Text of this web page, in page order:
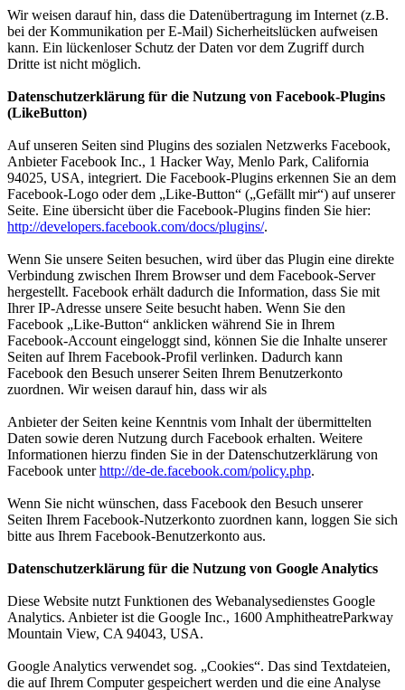
Wir weisen darauf hin, dass die Datenübertragung im Internet (z.B.
bei der Kommunikation per E-Mail) Sicherheitslücken aufweisen
kann. Ein lückenloser Schutz der Daten vor dem Zugriff durch
Dritte ist nicht möglich.
Datenschutzerklärung für die Nutzung von Facebook-Plugins
(LikeButton)
Auf unseren Seiten sind Plugins des sozialen Netzwerks Facebook,
Anbieter Facebook Inc., 1 Hacker Way, Menlo Park, California
94025, USA, integriert. Die Facebook-Plugins erkennen Sie an dem
Facebook-Logo oder dem „Like-Button“ („Gefällt mir“) auf unserer
Seite. Eine übersicht über die Facebook-Plugins finden Sie hier:
http://developers.facebook.com/docs/plugins/.
Wenn Sie unsere Seiten besuchen, wird über das Plugin eine direkte
Verbindung zwischen Ihrem Browser und dem Facebook-Server
hergestellt. Facebook erhält dadurch die Information, dass Sie mit
Ihrer IP-Adresse unsere Seite besucht haben. Wenn Sie den
Facebook „Like-Button“ anklicken während Sie in Ihrem
Facebook-Account eingeloggt sind, können Sie die Inhalte unserer
Seiten auf Ihrem Facebook-Profil verlinken. Dadurch kann
Facebook den Besuch unserer Seiten Ihrem Benutzerkonto
zuordnen. Wir weisen darauf hin, dass wir als
Anbieter der Seiten keine Kenntnis vom Inhalt der übermittelten
Daten sowie deren Nutzung durch Facebook erhalten. Weitere
Informationen hierzu finden Sie in der Datenschutzerklärung von
Facebook unterhttp://de-de.facebook.com/policy.php.
Wenn Sie nicht wünschen, dass Facebook den Besuch unserer
Seiten Ihrem Facebook-Nutzerkonto zuordnen kann, loggen Sie sich
bitte aus Ihrem Facebook-Benutzerkonto aus.
Datenschutzerklärung für die Nutzung von Google Analytics
Diese Website nutzt Funktionen des Webanalysedienstes Google
Analytics. Anbieter ist die Google Inc., 1600 AmphitheatreParkway
Mountain View, CA 94043, USA.
Google Analytics verwendet sog. „Cookies“. Das sind Textdateien,
die auf Ihrem Computer gespeichert werden und die eine Analyse